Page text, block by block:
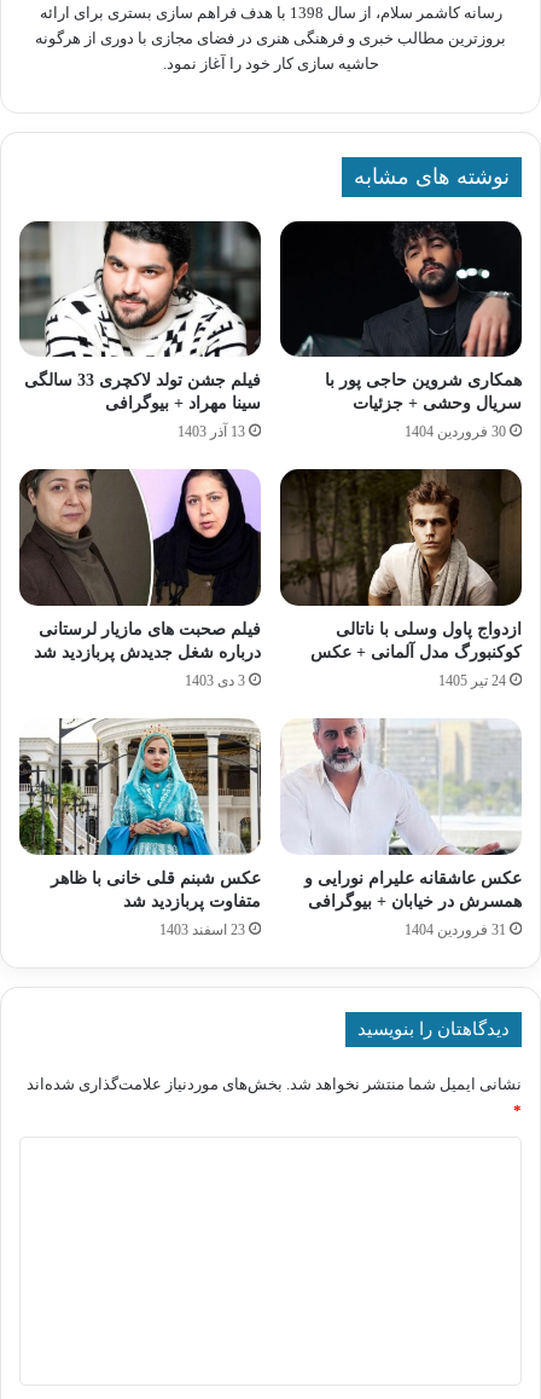
رسانه کاشمر سلام، از سال 1398 با هدف فراهم سازی بستری برای ارائه
بروزترین مطالب خبری و فرهنگی هنری در فضای مجازی با دوری از هرگونه
حاشیه سازی کار خود را آغاز نمود.
نوشته های مشابه
همکاری شروین حاجی پور با
سریال وحشی + جزئیات
30 فروردین 1404
فیلم جشن تولد لاکچری 33 سالگی
سینا مهراد + بیوگرافی
13 آذر 1403
ازدواج پاول وسلی با ناتالی
کوکنبورگ مدل آلمانی + عکس
24 تیر 1405
فیلم صحبت های مازیار لرستانی
درباره شغل جدیدش پربازدید شد
3 دی 1403
عکس عاشقانه علیرام نورایی و
همسرش در خیابان + بیوگرافی
31 فروردین 1404
عکس شبنم قلی‌ خانی با ظاهر
متفاوت پربازدید شد
23 اسفند 1403
دیدگاهتان را بنویسید
نشانی ایمیل شما منتشر نخواهد شد. بخش‌های موردنیاز علامت‌گذاری شده‌اند
*